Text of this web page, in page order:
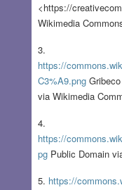
<https://
Wikimedia
3.
https://
C3%A9.pngGribeco
via Wikimedia
4.
https://
pgPublic Domain
5. https://